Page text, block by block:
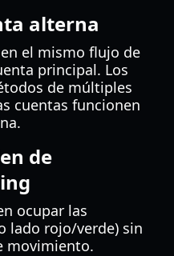
alterna
el mismo flujo de
principal. Los
de múltiples
cuentas funcionen
de
ocupar las
lado rojo/verde) sin
movimiento.